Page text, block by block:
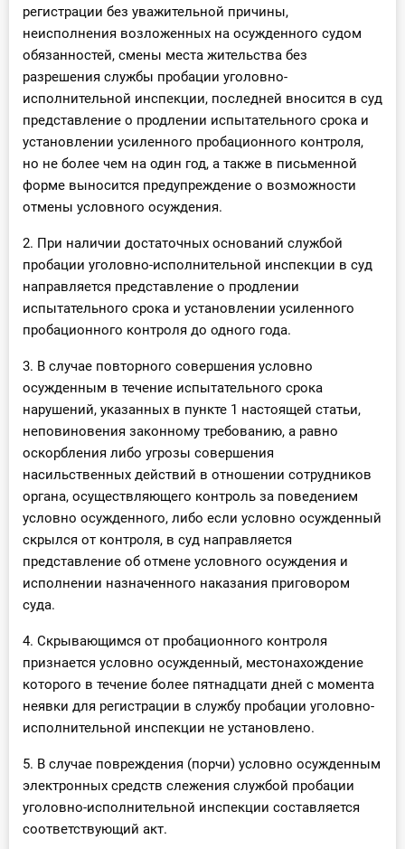
регистрации без уважительной причины,
неисполнения возложенных на осужденного судом
обязанностей, смены места жительства без
разрешения службы пробации уголовно-
исполнительной инспекции, последней вносится в суд
представление о продлении испытательного срока и
установлении усиленного пробационного контроля,
но не более чем на один год, а также в письменной
форме выносится предупреждение о возможности
отмены условного осуждения.
2. При наличии достаточных оснований службой
пробации уголовно-исполнительной инспекции в суд
направляется представление о продлении
испытательного срока и установлении усиленного
пробационного контроля до одного года.
3. В случае повторного совершения условно
осужденным в течение испытательного срока
нарушений, указанных в пункте 1 настоящей статьи,
неповиновения законному требованию, а равно
оскорбления либо угрозы совершения
насильственных действий в отношении сотрудников
органа, осуществляющего контроль за поведением
условно осужденного, либо если условно осужденный
скрылся от контроля, в суд направляется
представление об отмене условного осуждения и
исполнении назначенного наказания приговором
суда.
4. Скрывающимся от пробационного контроля
признается условно осужденный, местонахождение
которого в течение более пятнадцати дней с момента
неявки для регистрации в службу пробации уголовно-
исполнительной инспекции не установлено.
5. В случае повреждения (порчи) условно осужденным
электронных средств слежения службой пробации
уголовно-исполнительной инспекции составляется
соответствующий акт.